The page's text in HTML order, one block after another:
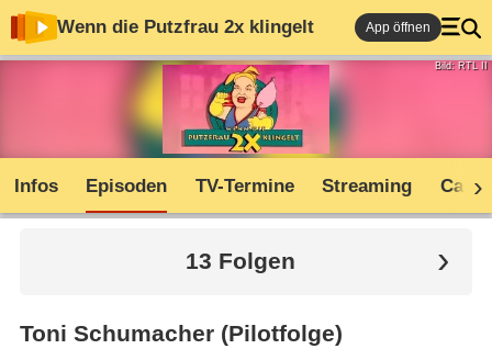
Wenn die Putzfrau 2x klingelt App öffnen
Bild: RTL II
Infos Episoden TV-Termine Streaming Cast
13 Folgen
Toni Schumacher (Pilotfolge)